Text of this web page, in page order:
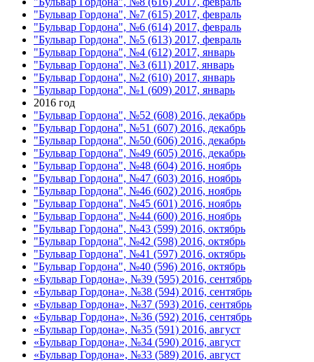
"Бульвар Гордона", №7 (615) 2017, февраль
"Бульвар Гордона", №6 (614) 2017, февраль
"Бульвар Гордона", №5 (613) 2017, февраль
"Бульвар Гордона", №4 (612) 2017, январь
"Бульвар Гордона", №3 (611) 2017, январь
"Бульвар Гордона", №2 (610) 2017, январь
"Бульвар Гордона", №1 (609) 2017, январь
2016 год
"Бульвар Гордона", №52 (608) 2016, декабрь
"Бульвар Гордона", №51 (607) 2016, декабрь
"Бульвар Гордона", №50 (606) 2016, декабрь
"Бульвар Гордона", №49 (605) 2016, декабрь
"Бульвар Гордона", №48 (604) 2016, ноябрь
"Бульвар Гордона", №47 (603) 2016, ноябрь
"Бульвар Гордона", №46 (602) 2016, ноябрь
"Бульвар Гордона", №45 (601) 2016, ноябрь
"Бульвар Гордона", №44 (600) 2016, ноябрь
"Бульвар Гордона", №43 (599) 2016, октябрь
"Бульвар Гордона", №42 (598) 2016, октябрь
"Бульвар Гордона", №41 (597) 2016, октябрь
"Бульвар Гордона", №40 (596) 2016, октябрь
«Бульвар Гордона», №39 (595) 2016, сентябрь
«Бульвар Гордона», №38 (594) 2016, сентябрь
«Бульвар Гордона», №37 (593) 2016, сентябрь
«Бульвар Гордона», №36 (592) 2016, сентябрь
«Бульвар Гордона», №35 (591) 2016, август
«Бульвар Гордона», №34 (590) 2016, август
«Бульвар Гордона», №33 (589) 2016, август